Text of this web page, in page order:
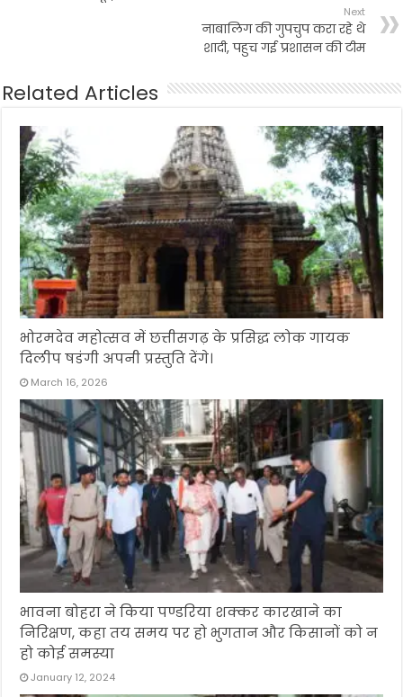
Next
नाबालिग की गुपचुप करा रहे थे
शादी, पहुच गई प्रशासन की टीम
Related Articles
भोरमदेव महोत्सव में छत्तीसगढ़ के प्रसिद्ध लोक गायक
दिलीप षडंगी अपनी प्रस्तुति देंगे।
March 16, 2026
भावना बोहरा ने किया पण्डरिया शक्कर कारखाने का
निरिक्षण, कहा तय समय पर हो भुगतान और किसानों को न
हो कोई समस्या
January 12, 2024